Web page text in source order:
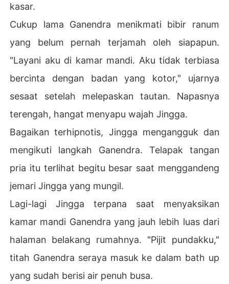
kasar.
Cukup lama Ganendra menikmati bibir ranum
yang belum pernah terjamah oleh siapapun.
"Layani aku di kamar mandi. Aku tidak terbiasa
bercinta dengan badan yang kotor," ujarnya
sesaat setelah melepaskan tautan. Napasnya
terengah, hangat menyapu wajah Jingga.
Bagaikan terhipnotis, Jingga mengangguk dan
mengikuti langkah Ganendra. Telapak tangan
pria itu terlihat begitu besar saat menggandeng
jemari Jingga yang mungil.
Lagi-lagi Jingga terpana saat menyaksikan
kamar mandi Ganendra yang jauh lebih luas dari
halaman belakang rumahnya. "Pijit pundakku,"
titah Ganendra seraya masuk ke dalam bath up
yang sudah berisi air penuh busa.